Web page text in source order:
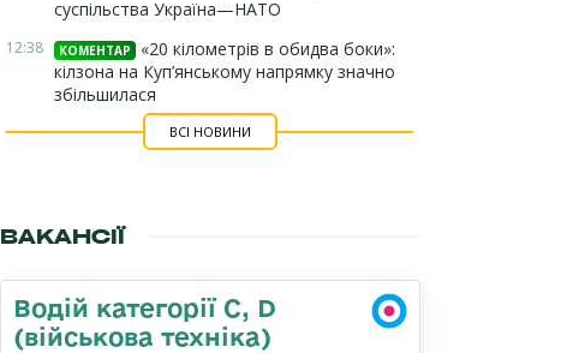
суспільства Україна—НАТО
12:38 КОМЕНТАР
«20 кілометрів в обидва боки»:
кілзона на Куп’янському напрямку значно
збільшилася
ВСІ НОВИНИ
ВАКАНСІЇ
Водій категорії C, D
(військова техніка)